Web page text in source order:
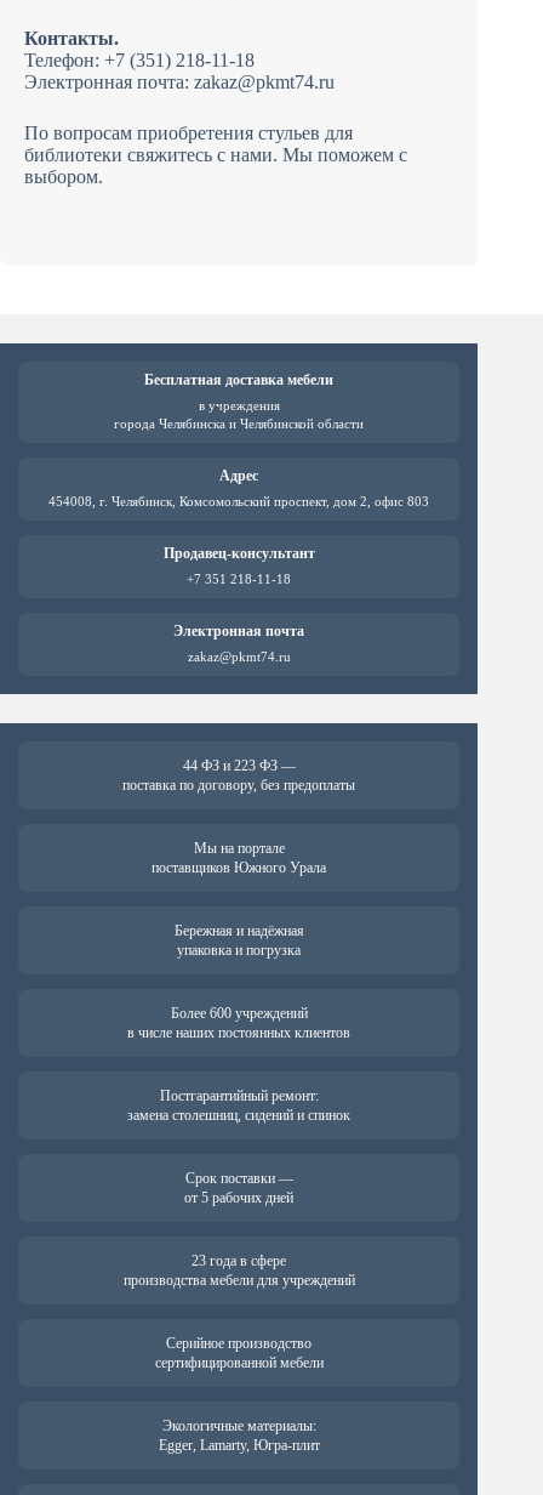
Контакты.
Телефон: +7 (351) 218-11-18
Электронная почта: zakaz@pkmt74.ru
По вопросам приобретения стульев для
библиотеки свяжитесь с нами. Мы поможем с
выбором.
Бесплатная доставка мебели
в учреждения
города Челябинска и Челябинской области
Адрес
454008, г. Челябинск, Комсомольский проспект, дом 2, офис 803
Продавец-консультант
+7 351 218-11-18
Электронная почта
zakaz@pkmt74.ru
44 ФЗ и 223 ФЗ —
поставка по договору, без предоплаты
Мы на портале
поставщиков Южного Урала
Бережная и надёжная
упаковка и погрузка
Более 600 учреждений
в числе наших постоянных клиентов
Постгарантийный ремонт:
замена столешниц, сидений и спинок
Срок поставки —
от 5 рабочих дней
23 года в сфере
производства мебели для учреждений
Серийное производство
сертифицированной мебели
Экологичные материалы:
Egger, Lamarty, Югра-плит